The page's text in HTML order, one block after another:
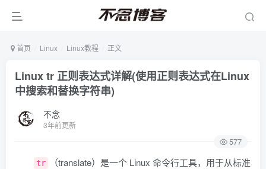
首页 Linux Linux教程 正文
Linux tr 正则表达式详解(使用正则表达式在Linux
中搜索和替换字符串)
不念
3年前更新
577
tr
（translate）是一个 Linux 命令行工具，用于从标准